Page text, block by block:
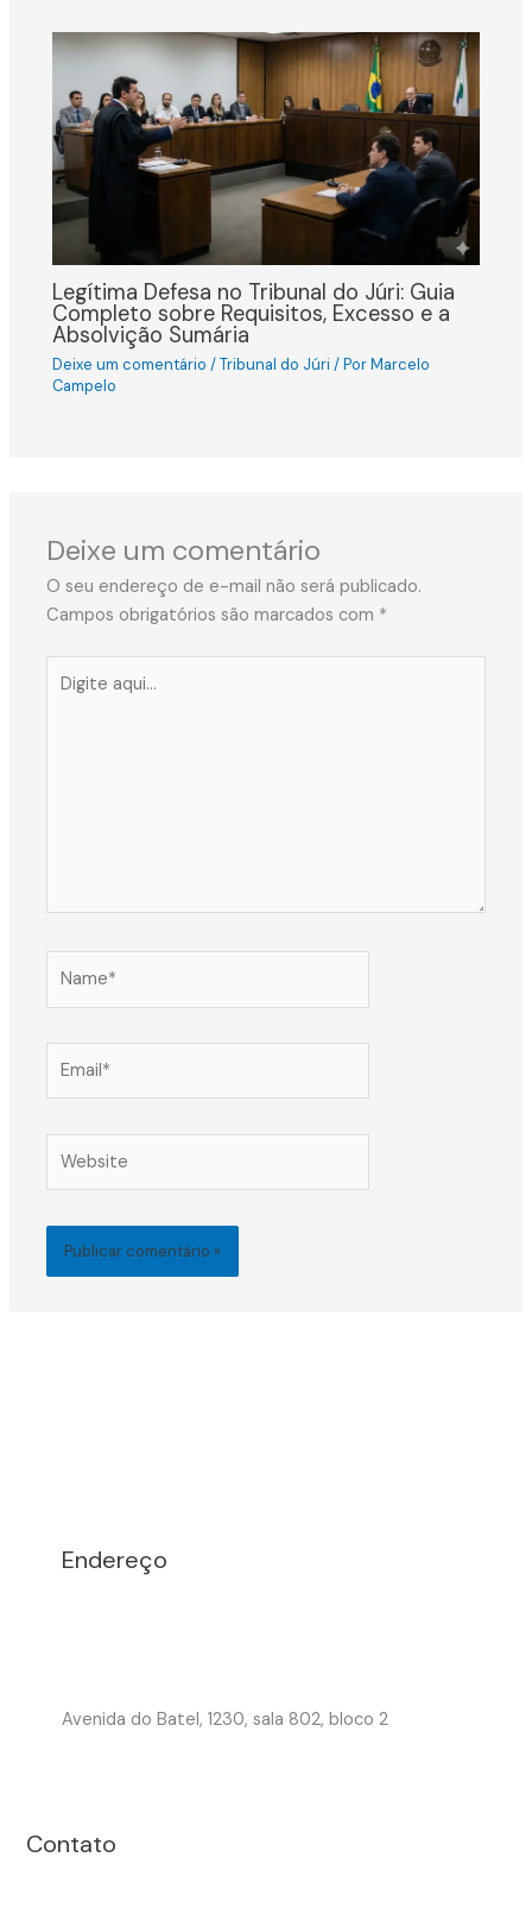
Legítima Defesa no Tribunal do Júri: Guia
Completo sobre Requisitos, Excesso e a
Absolvição Sumária
Deixe um comentário /Tribunal do Júri / PorMarcelo
Campelo
Deixe um comentário
O seu endereço de e-mail não será publicado.
Campos obrigatórios são marcados com *
aqui...
Endereço
Avenida do Batel, 1230, sala 802, bloco 2
Contato